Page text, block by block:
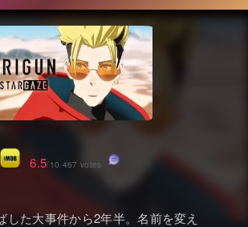
海外ドラマ・シリーズ
海外映画
国内TV番組・ドラマ
国内映画
アジア映画
アニメ
海外ドラマ・ラインナップ
Netflix 人気ランキング
Netflix 全作品ラインナップ
Netflix配信作品カスタム検索
トレンド
VOD 総合作品情報
Netflix・VOD総合News
した大事件から2年半。名前を変え
6.5/10 467 votes